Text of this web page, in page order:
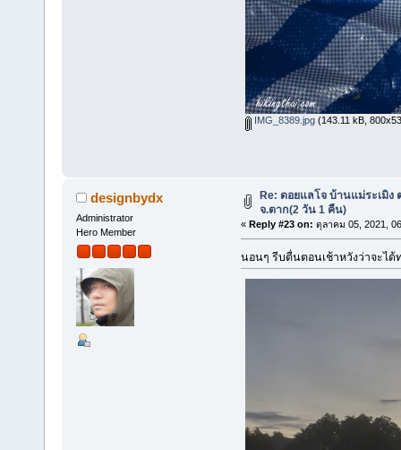
IMG_8389.jpg(143.11 kB,
designbydx
Administrator
Hero Member
Re: ดอยแลโจ บ้านแม่ระเมิง
จ.ตาก(2 วัน 1 คืน)
« Reply #23 on: ตุลาคม 05, 2021,
นอนๆ รีบตื่นตอนเช้าหวังว่าจะไ